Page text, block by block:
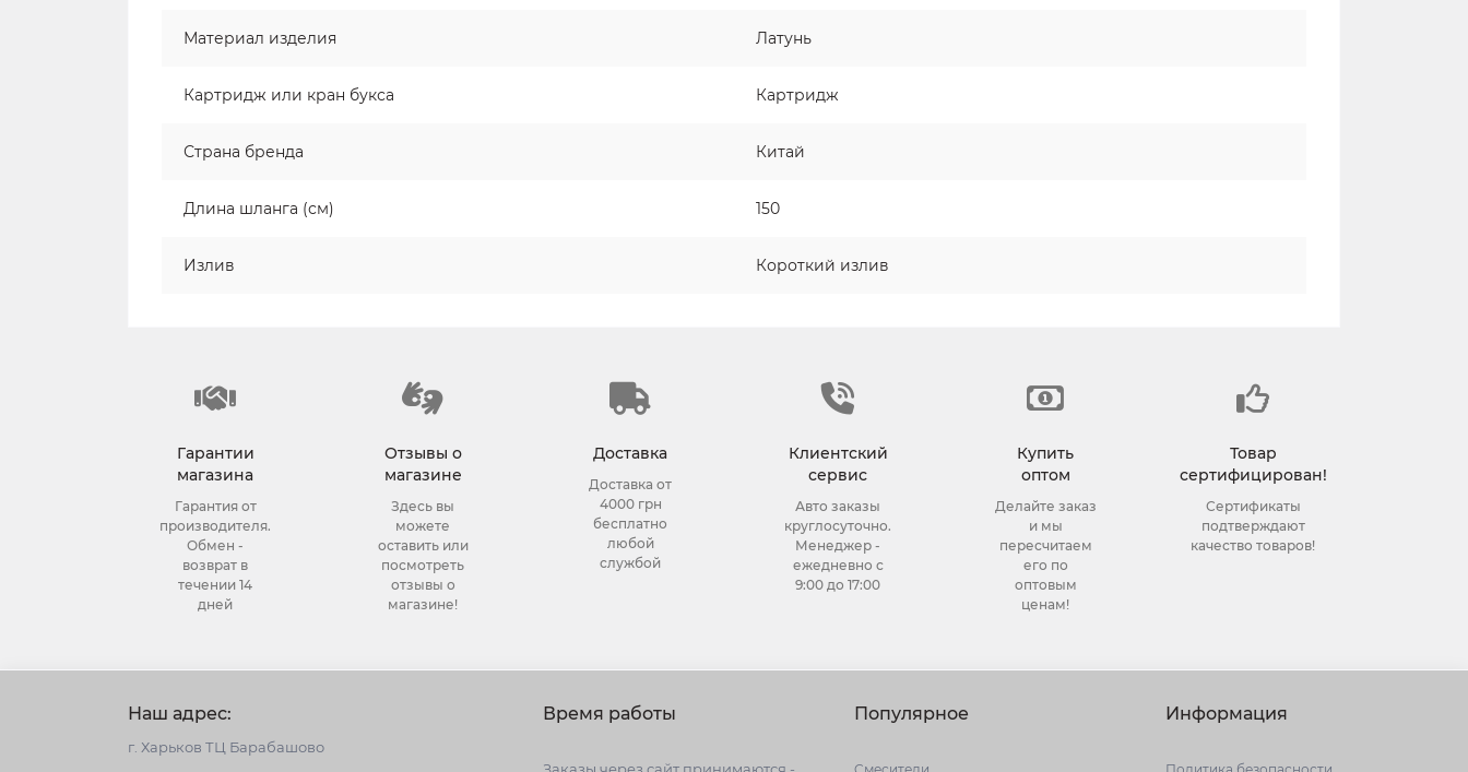
Материал изделия Латунь
Картридж или кран букса Картридж
Страна бренда Китай
Длина шланга (см) 150
Излив Короткий излив
Гарантии
магазина
Гарантия от
производителя.
Обмен -
возврат в
течении 14
дней
Отзывы о
магазине
Здесь вы
можете
оставить или
посмотреть
отзывы о
магазине!
Доставка
Доставка от
4000 грн
бесплатно
любой
службой
Клиентский
сервис
Авто заказы
круглосуточно.
Менеджер -
ежедневно с
9:00 до 17:00
Купить
оптом
Делайте заказ
и мы
пересчитаем
его по
оптовым
ценам!
Товар
сертифицирован!
Сертификаты
подтверждают
качество товаров!
Наш адрес:
г. Харьков ТЦ Барабашово
Время работы Популярное Информация